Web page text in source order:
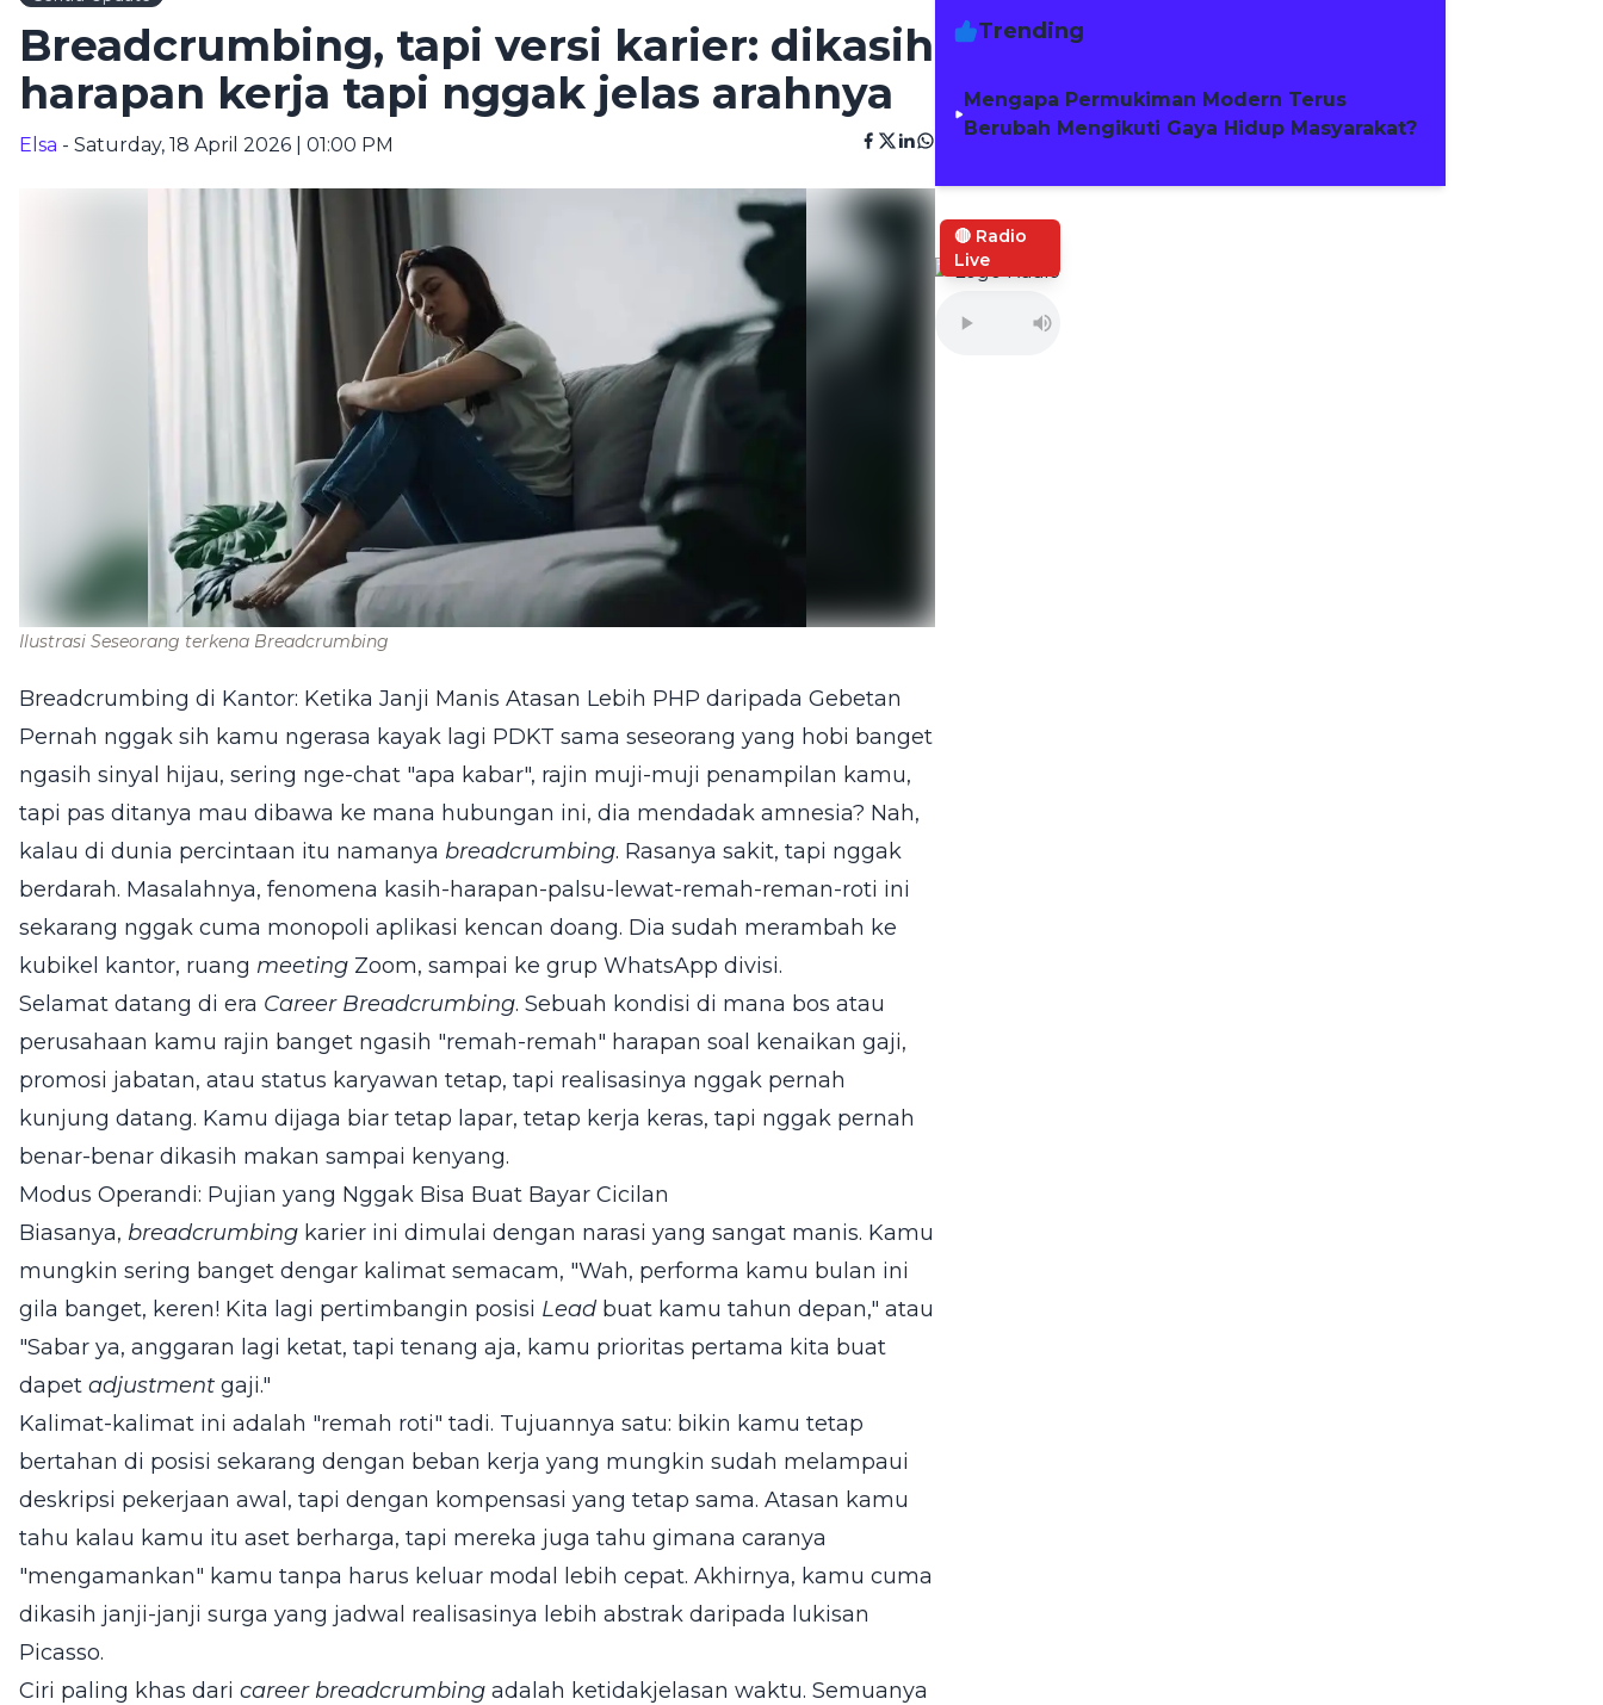
Breadcrumbing, tapi versi karier: dikasih
harapan kerja tapi nggak jelas arahnya
Elsa - Saturday, 18 April 2026 | 01:00 PM
Ilustrasi Seseorang terkena Breadcrumbing
Breadcrumbing di Kantor: Ketika Janji Manis Atasan Lebih PHP daripada Gebetan
Pernah nggak sih kamu ngerasa kayak lagi PDKT sama seseorang yang hobi banget
ngasih sinyal hijau, sering nge-chat "apa kabar", rajin muji-muji penampilan kamu,
tapi pas ditanya mau dibawa ke mana hubungan ini, dia mendadak amnesia? Nah,
kalau di dunia percintaan itu namanya breadcrumbing. Rasanya sakit, tapi nggak
berdarah. Masalahnya, fenomena kasih-harapan-palsu-lewat-remah-reman-roti ini
sekarang nggak cuma monopoli aplikasi kencan doang. Dia sudah merambah ke
kubikel kantor, ruang meeting Zoom, sampai ke grup WhatsApp divisi.
Selamat datang di era Career Breadcrumbing. Sebuah kondisi di mana bos atau
perusahaan kamu rajin banget ngasih "remah-remah" harapan soal kenaikan gaji,
promosi jabatan, atau status karyawan tetap, tapi realisasinya nggak pernah
kunjung datang. Kamu dijaga biar tetap lapar, tetap kerja keras, tapi nggak pernah
benar-benar dikasih makan sampai kenyang.
Modus Operandi: Pujian yang Nggak Bisa Buat Bayar Cicilan
Biasanya, breadcrumbing karier ini dimulai dengan narasi yang sangat manis. Kamu
mungkin sering banget dengar kalimat semacam, "Wah, performa kamu bulan ini
gila banget, keren! Kita lagi pertimbangin posisi Lead buat kamu tahun depan," atau
"Sabar ya, anggaran lagi ketat, tapi tenang aja, kamu prioritas pertama kita buat
dapet adjustment gaji."
Kalimat-kalimat ini adalah "remah roti" tadi. Tujuannya satu: bikin kamu tetap
bertahan di posisi sekarang dengan beban kerja yang mungkin sudah melampaui
deskripsi pekerjaan awal, tapi dengan kompensasi yang tetap sama. Atasan kamu
tahu kalau kamu itu aset berharga, tapi mereka juga tahu gimana caranya
"mengamankan" kamu tanpa harus keluar modal lebih cepat. Akhirnya, kamu cuma
dikasih janji-janji surga yang jadwal realisasinya lebih abstrak daripada lukisan
Picasso.
Ciri paling khas dari career breadcrumbing adalah ketidakjelasan waktu. Semuanya
Trending
Mengapa Permukiman Modern Terus
Berubah Mengikuti Gaya Hidup Masyarakat?
🔴 Radio
Live